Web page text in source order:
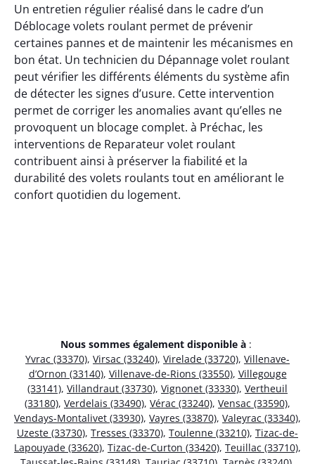
Un entretien régulier réalisé dans le cadre d’un
Déblocage volets roulant permet de prévenir
certaines pannes et de maintenir les mécanismes en
bon état. Un technicien du Dépannage volet roulant
peut vérifier les différents éléments du système afin
de détecter les signes d’usure. Cette intervention
permet de corriger les anomalies avant qu’elles ne
provoquent un blocage complet. à Préchac, les
interventions de Reparateur volet roulant
contribuent ainsi à préserver la fiabilité et la
durabilité des volets roulants tout en améliorant le
confort quotidien du logement.
Nous sommes également disponible à :
Yvrac (33370), Virsac (33240), Virelade (33720), Villenave-
d’Ornon (33140), Villenave-de-Rions (33550), Villegouge
(33141), Villandraut (33730), Vignonet (33330), Vertheuil
(33180), Verdelais (33490), Vérac (33240), Vensac (33590),
Vendays-Montalivet (33930), Vayres (33870), Valeyrac (33340),
Uzeste (33730), Tresses (33370), Toulenne (33210), Tizac-de-
Lapouyade (33620), Tizac-de-Curton (33420), Teuillac (33710),